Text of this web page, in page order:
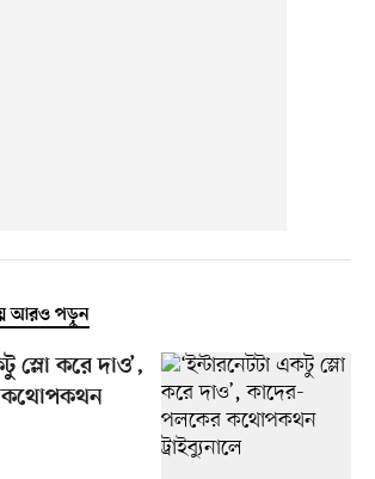
আরও পড়ুন
স্লো করে দাও’,
কথোপকথন